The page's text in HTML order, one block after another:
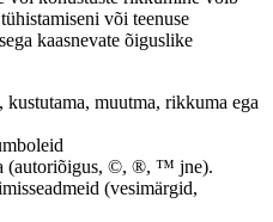
või teenuse
kaasnevate õiguslike
muutma, rikkuma ega
(autoriõigus, ©, ®, ™ jne).
(vesimärgid,